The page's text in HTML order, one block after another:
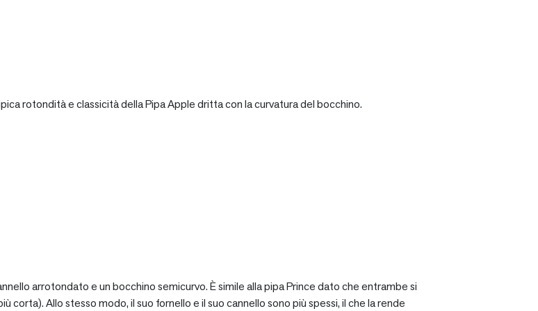
rotondità e classicità della Pipa Apple dritta con la curvatura del bocchino.
arrotondato e un bocchino semicurvo. È simile alla pipa Prince dato che entrambe si
corta). Allo stesso modo, il suo fornello e il suo cannello sono più spessi, il che la rende